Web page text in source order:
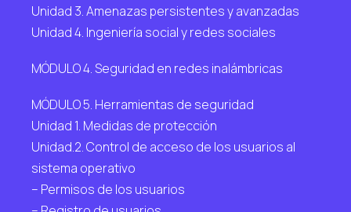
Unidad 3. Amenazas persistentes y avanzadas
Unidad 4. Ingeniería social y redes sociales
MÓDULO 4. Seguridad en redes inalámbricas
MÓDULO 5. Herramientas de seguridad
Unidad 1. Medidas de protección
Unidad.2. Control de acceso de los usuarios al
sistema operativo
– Permisos de los usuarios